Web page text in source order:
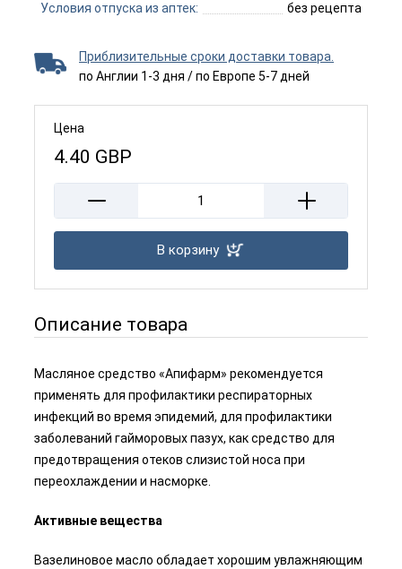
Условия отпуска из аптек: без рецепта
Приблизительные сроки доставки товара.
по Англии 1-3 дня / по Европе 5-7 дней
Цена
4.40 GBP
В корзину
Описание товара
Масляное средство «Апифарм» рекомендуется
применять для профилактики респираторных
инфекций во время эпидемий, для профилактики
заболеваний гайморовых пазух, как средство для
предотвращения отеков слизистой носа при
переохлаждении и насморке.
Активные вещества
Вазелиновое масло обладает хорошим увлажняющим